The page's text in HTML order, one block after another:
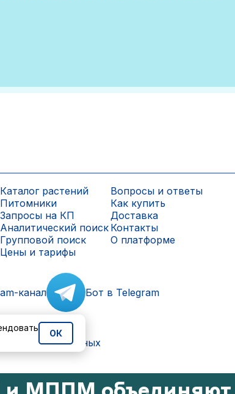
Каталог растений
Питомники
Запросы на КП
Аналитический поиск
Групповой поиск
Цены и тарифы
Вопросы и ответы
Как купить
Доставка
Контакты
О платформе
канал Бот в Telegram
данных
ОК